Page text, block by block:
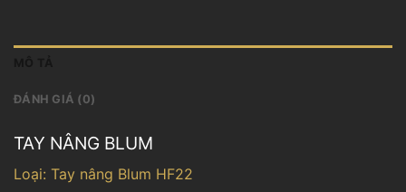
ĐÁNH GIÁ (0)
TAY NÂNG BLUM
Loại: Tay nâng Blum HF22